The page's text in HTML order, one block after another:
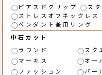
ピアスドクリップ
ス
ストレスオフネックレス
ペンダント兼用リング
中石カット
ラウンド
スク
マーキス
オー
ファッション
パー